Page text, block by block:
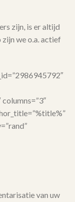
zijn, is er altijd
we o.a. actief
van uw